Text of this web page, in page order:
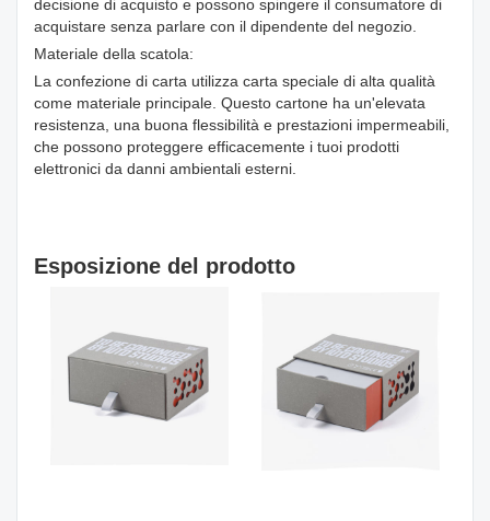
decisione di acquisto e possono spingere il consumatore di
acquistare senza parlare con il dipendente del negozio.
Materiale della scatola:
La confezione di carta utilizza carta speciale di alta qualità
come materiale principale. Questo cartone ha un'elevata
resistenza, una buona flessibilità e prestazioni impermeabili,
che possono proteggere efficacemente i tuoi prodotti
elettronici da danni ambientali esterni.
Esposizione del prodotto